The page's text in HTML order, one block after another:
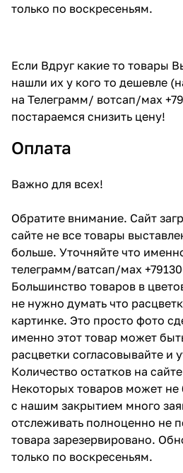
только по воскресеньям.
Если Вдруг какие то товары
нашли их у кого то дешевле
на Телеграмм/ вотсап/мах
постараемся снизить цену!
Оплата
Важно для всех!
Обратите внимание. Сайт
сайте не все товары
больше. Уточняйте что
телеграмм/ватсап/мах
Большинство товаров в
не нужно думать что
картинке. Это просто фото
именно этот товар может
расцветки согласовывайте и
Количество остатков на
Некоторых товаров может не
с нашим закрытием много
отслеживать полноценно не
товара зарезервировано.
только по воскресеньям.